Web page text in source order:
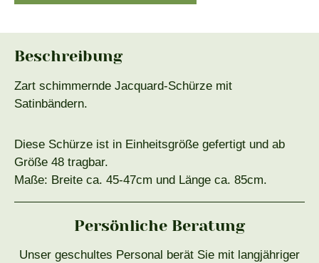
Beschreibung
Zart schimmernde Jacquard-Schürze mit
Satinbändern.
Diese Schürze ist in Einheitsgröße gefertigt und ab
Größe 48 tragbar.
Maße: Breite ca. 45-47cm und Länge ca. 85cm.
Persönliche Beratung
Unser geschultes Personal berät Sie mit langjähriger